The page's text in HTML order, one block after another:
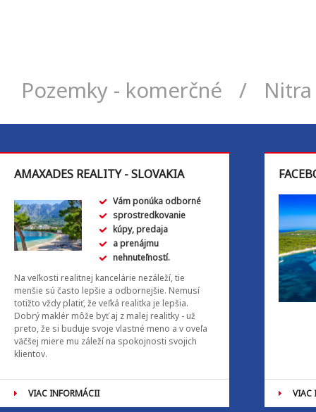
Pozemky - komerčné / Nitra
AMAXADES REALITY - SLOVAKIA
Vám ponúka odborné
sprostredkovanie
kúpy, predaja
a prenájmu
nehnuteľností.
Na veľkosti realitnej kancelárie nezáleží, tie
menšie sú často lepšie a odbornejšie. Nemusí
totižto vždy platiť, že veľká realitka je lepšia.
Dobrý maklér môže byť aj z malej realitky - už
preto, že si buduje svoje vlastné meno a v oveľa
väčšej miere mu záleží na spokojnosti svojich
klientov.
VIAC INFORMÁCII VIAC